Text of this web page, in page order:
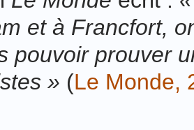
et à Francfort,
pouvoir prouver
» (Le Monde,